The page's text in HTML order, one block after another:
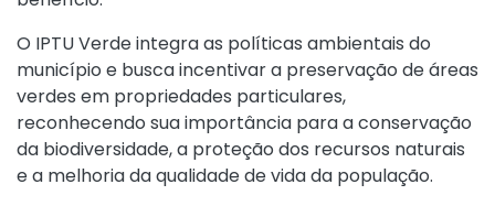
O IPTU Verde integra as políticas ambientais do
município e busca incentivar a preservação de áreas
verdes em propriedades particulares,
reconhecendo sua importância para a conservação
da biodiversidade, a proteção dos recursos naturais
e a melhoria da qualidade de vida da população.